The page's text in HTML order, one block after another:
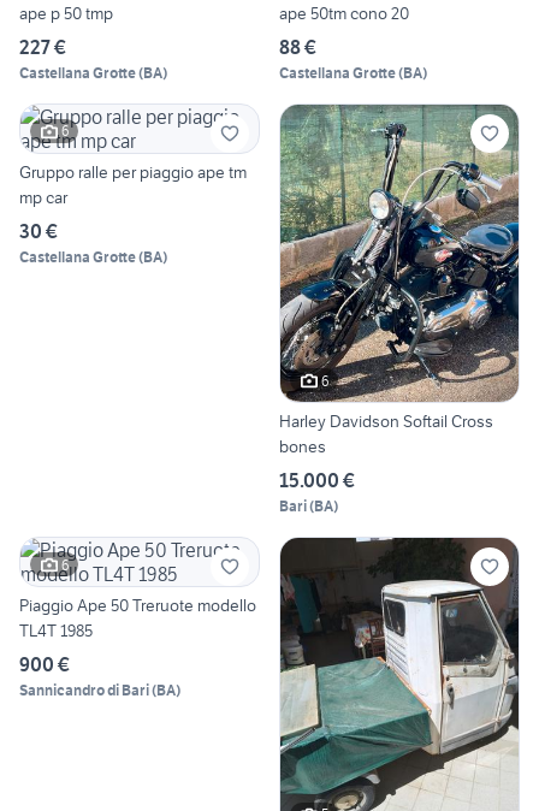
ape p 50 tmp
227 €
Castellana Grotte(BA)
ape 50tm cono 20
88 €
Castellana Grotte(BA)
6
Gruppo ralle per piaggio ape tm
mp car
30 €
Castellana Grotte(BA)
6
Harley Davidson Softail Cross
bones
15.000 €
Bari(BA)
6
Piaggio Ape 50 Treruote modello
TL4T 1985
900 €
Sannicandro di Bari(BA)